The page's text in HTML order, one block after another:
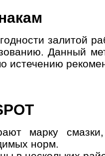
залитой
Данный
истечению
марку
норм.